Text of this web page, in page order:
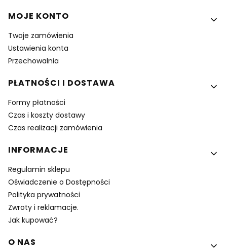
MOJE KONTO
Twoje zamówienia
Ustawienia konta
Przechowalnia
PŁATNOŚCI I DOSTAWA
Formy płatności
Czas i koszty dostawy
Czas realizacji zamówienia
INFORMACJE
Regulamin sklepu
Oświadczenie o Dostępności
Polityka prywatności
Zwroty i reklamacje.
Jak kupować?
O NAS